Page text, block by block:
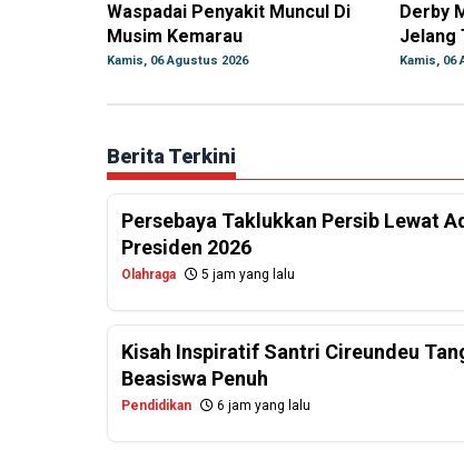
Waspadai Penyakit Muncul Di
Musim Kemarau
Kamis, 06 Agustus 2026
Derby
Jelang
Kamis, 06
Berita Terkini
Persebaya Taklukkan Persib Lewat
Presiden 2026
Olahraga 5 jam yang lalu
Kisah Inspiratif Santri Cireundeu
Beasiswa Penuh
Pendidikan 6 jam yang lalu